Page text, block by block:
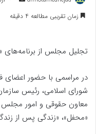
به
زمان تقریبی مطالعه 4 دقیقه
تجلیل مجلس از
در مراسمی با حضور اعضای
شورای اسلامی، رئیس
معاون حقوقی و امور مجلس
«محفل»، «زندگی پس از